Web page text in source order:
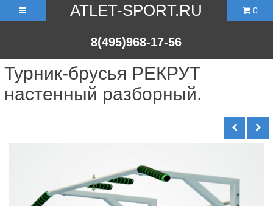
ATLET-SPORT.RU
8(495)968-17-56
0
Турник-брусья РЕКРУТ
настенный разборный.